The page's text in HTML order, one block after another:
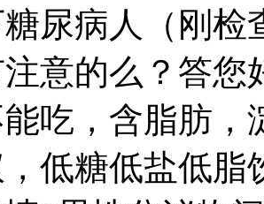
尿病人（刚检
意的么？答您
吃，含脂肪
低糖低盐低